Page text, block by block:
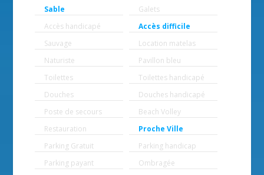
Sable
Galets
Accès handicapé
Accès difficile
Sauvage
Location matelas
Naturiste
Pavillon bleu
Toilettes
Toilettes handicapé
Douches
Douches handicapé
Poste de secours
Beach Volley
Restauration
Proche Ville
Parking Gratuit
Parking handicap
Parking payant
Ombragée